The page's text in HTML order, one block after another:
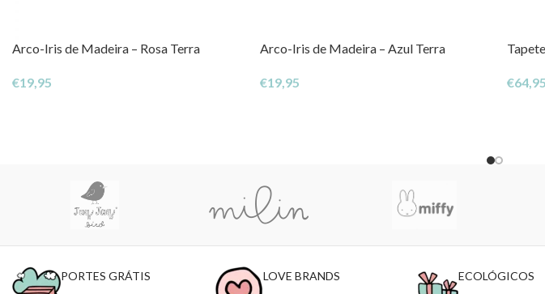
Arco-Iris de Madeira – Rosa Terra
€19,95
Arco-Iris de Madeira – Azul Terra
€19,95 €64,95
PORTES GRÁTIS LOVE BRANDS ECOLÓGICOS